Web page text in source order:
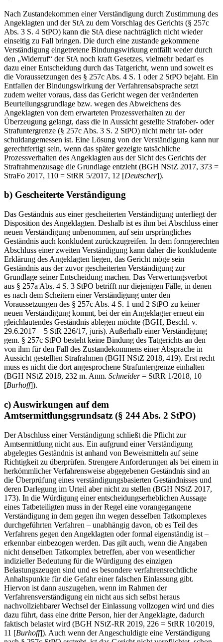
Nach Zustandekommen einer Verständigung durch Zustimmung des
Angeklagten und der StA zu dem Vorschlag des Gerichts (§ 257c
Abs. 3 S. 4 StPO) kann die StA diese nachträglich nicht wieder
einseitig zu Fall bringen. Die durch eine zustande gekommene
Verständigung eingetretene Bindungswirkung entfällt weder durch
den „Widerruf“ der StA noch kraft Gesetzes, vielmehr bedarf es
dazu einer Entscheidung durch das Tatgericht, wenn und soweit es
die Voraussetzungen des § 257c Abs. 4 S. 1 oder 2 StPO bejaht. Ein
Entfallen der Bindungswirkung der Verfahrensabsprache setzt
zudem weiter voraus, dass das Gericht wegen der veränderten
Beurteilungsgrundlage bzw. wegen des Abweichens des
Angeklagten von dem erwarteten Prozessverhalten zu der
Überzeugung gelangt, dass die in Aussicht gestellte Strafober- oder
Strafuntergrenze (§ 257c Abs. 3 S. 2 StPO) nicht mehr tat- oder
schuldangemessen ist. Eine Lösung von der Verständigung kann nur
gerechtfertigt sein, wenn das später gezeigte tatsächliche
Prozessverhalten des Angeklagten aus der Sicht des Gerichts der
Strafrahmenzusage die Grundlage entzieht (BGH NStZ 2017, 373 =
StraFo 2017, 110 = StRR 5/2017, 12 [Deutscher]).
b) Gescheiterte Verständigung
Das Geständnis aus einer gescheiterten Verständigung unterliegt der
Disposition des Angeklagten. Deshalb ist es ihm bei Abschluss einer
neuen Verständigung unbenommen, auf sein ursprüngliches
Geständnis auch konkludent zurückzugreifen. In dem formgerechten
Abschluss einer zweiten Verständigung kann daher die konkludente
Erklärung des Angeklagten liegen, das Gericht möge sein
Geständnis aus der zuvor gescheiterten Verständigung zur
Grundlage seiner Entscheidung machen. Das Verwertungsverbot
aus § 257a Abs. 4 S. 3 StPO betrifft nur diejenigen Fälle, in denen
es nach dem Scheitern einer Verständigung unter den
Voraussetzungen des § 257c Abs. 4 S. 1 und 2 StPO zu keiner
neuen Verständigung kommt, bei der ein Angeklagter erneut ein
gleichlautendes Geständnis ablegen möchte (BGH, Beschl. v.
29.6.2017 – 5 StR 226/17, juris). Außerhalb einer Verständigung
gem. § 257c StPO besteht keine Bindung des Tatgerichts an den
von ihm für den Fall des Zustandekommens einer Absprache in
Aussicht gestellten Strafrahmen (BGH NStZ 2018, 419). Erst recht
muss es nicht die dort angesprochene Strafuntergrenze einhalten
(BGH NStZ 2018, 232 m. Anm. Schneider= StRR 1/2018, 10
[Burhoff]).
c) Auswirkungen auf dem
Amtsermittlungsgrundsatz (§ 244 Abs. 2 StPO)
Der Abschluss einer Verständigung schließt die Pflicht zur
Amtsermittlung nicht aus. Ein aufgrund einer Verständigung
abgelegtes Geständnis ist anhand von Beweismitteln auf seine
Richtigkeit zu überprüfen. Strengere Anforderungen als bei einem in
herkömmlicher Verfahrensweise abgegebenen Geständnis sind an
die Überprüfung eines verständigungsbasierten Geständnisses und
deren Darlegung im Urteil aber nicht zu stellen (BGH NStZ 2017,
173). In die Würdigung einer entscheidungserheblichen Aussage
eines Tatbeteiligten muss in der Regel eine vorangegangene
Verständigung in dem gegen ihn wegen desselben Tatkomplexes
durchgeführten Verfahren – unabhängig davon, ob es Teil des
Verfahrens gegen den Angeklagten oder formal eigenständig ist –
erkennbar einbezogen werden. Das gilt auch, wenn die Angaben
nicht denselben Tatkomplex betreffen, aber von wesentlicher
indizieller Bedeutung für die Würdigung des einzigen
Belastungszeugen sind und es besondere verfahrensrechtliche
Anhaltspunkte für die Gefahr einer falschen Einlassung gibt.
Hiervon ist dann auszugehen, wenn im Rahmen der
Verfahrensverständigung ein nicht aus sich selbst heraus
nachvollziehbarer Wechsel der Einlassung vollzogen wird und dies
dazu führt, dass eine dritte Person, hier der Angeklagte, dadurch
faktisch belastet wird (BGH NStZ-RR 2019, 226 = StRR 10/2019,
11 [Burhoff]). Auch wenn der Angeschuldigte eine Verständigung